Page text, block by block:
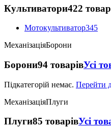
Культиватори422
Мотокультиватор345
МеханізаціяБорони
Борони94 товарівУсі
Підкатегорій немає. Перейти
МеханізаціяПлуги
Плуги85 товарівУсі